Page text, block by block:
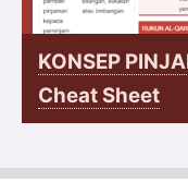
KONSEP
Cheat Sheet